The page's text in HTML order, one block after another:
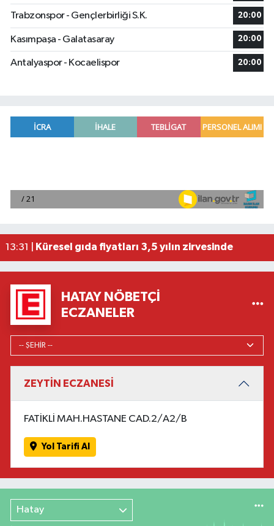
Trabzonspor - Gençlerbirliği S.K. 20:00
Kasımpaşa - Galatasaray 20:00
Antalyaspor - Kocaelispor 20:00
13:31 |
Küresel gıda fiyatları 3,5 yılın zirvesinde
13:09 |Antalyaspor Başkanı Mustafa Ergün'den
12:21 |Sosyal medyadaki yemek videoları kontrolsüz
HATAY NÖBETÇI
ECZANELER
ZEYTİN ECZANESİ
FATİKLİ MAH.HASTANE CAD.2/A2/B
Yol Tarifi Al
Hatay